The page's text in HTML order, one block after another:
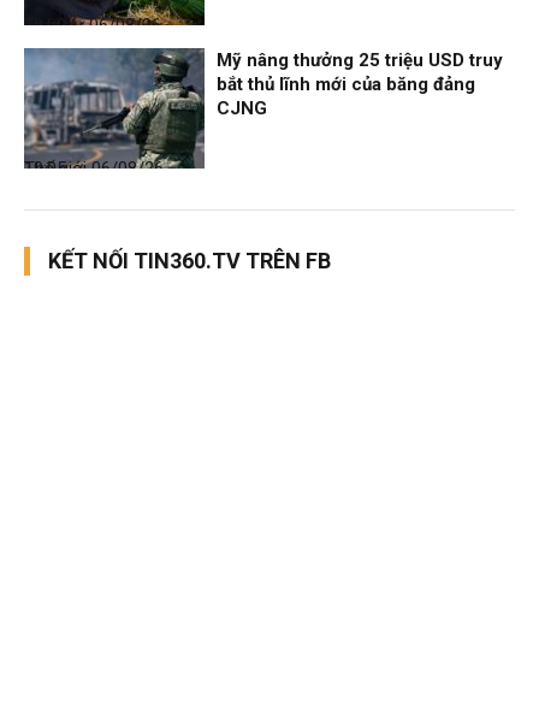
Thời sự
06/08/26, 19:09
Thế giới
06/08/26, 19:05
Mỹ nâng thưởng 25 triệu USD truy
bắt thủ lĩnh mới của băng đảng
CJNG
KẾT NỐI TIN360.TV TRÊN FB